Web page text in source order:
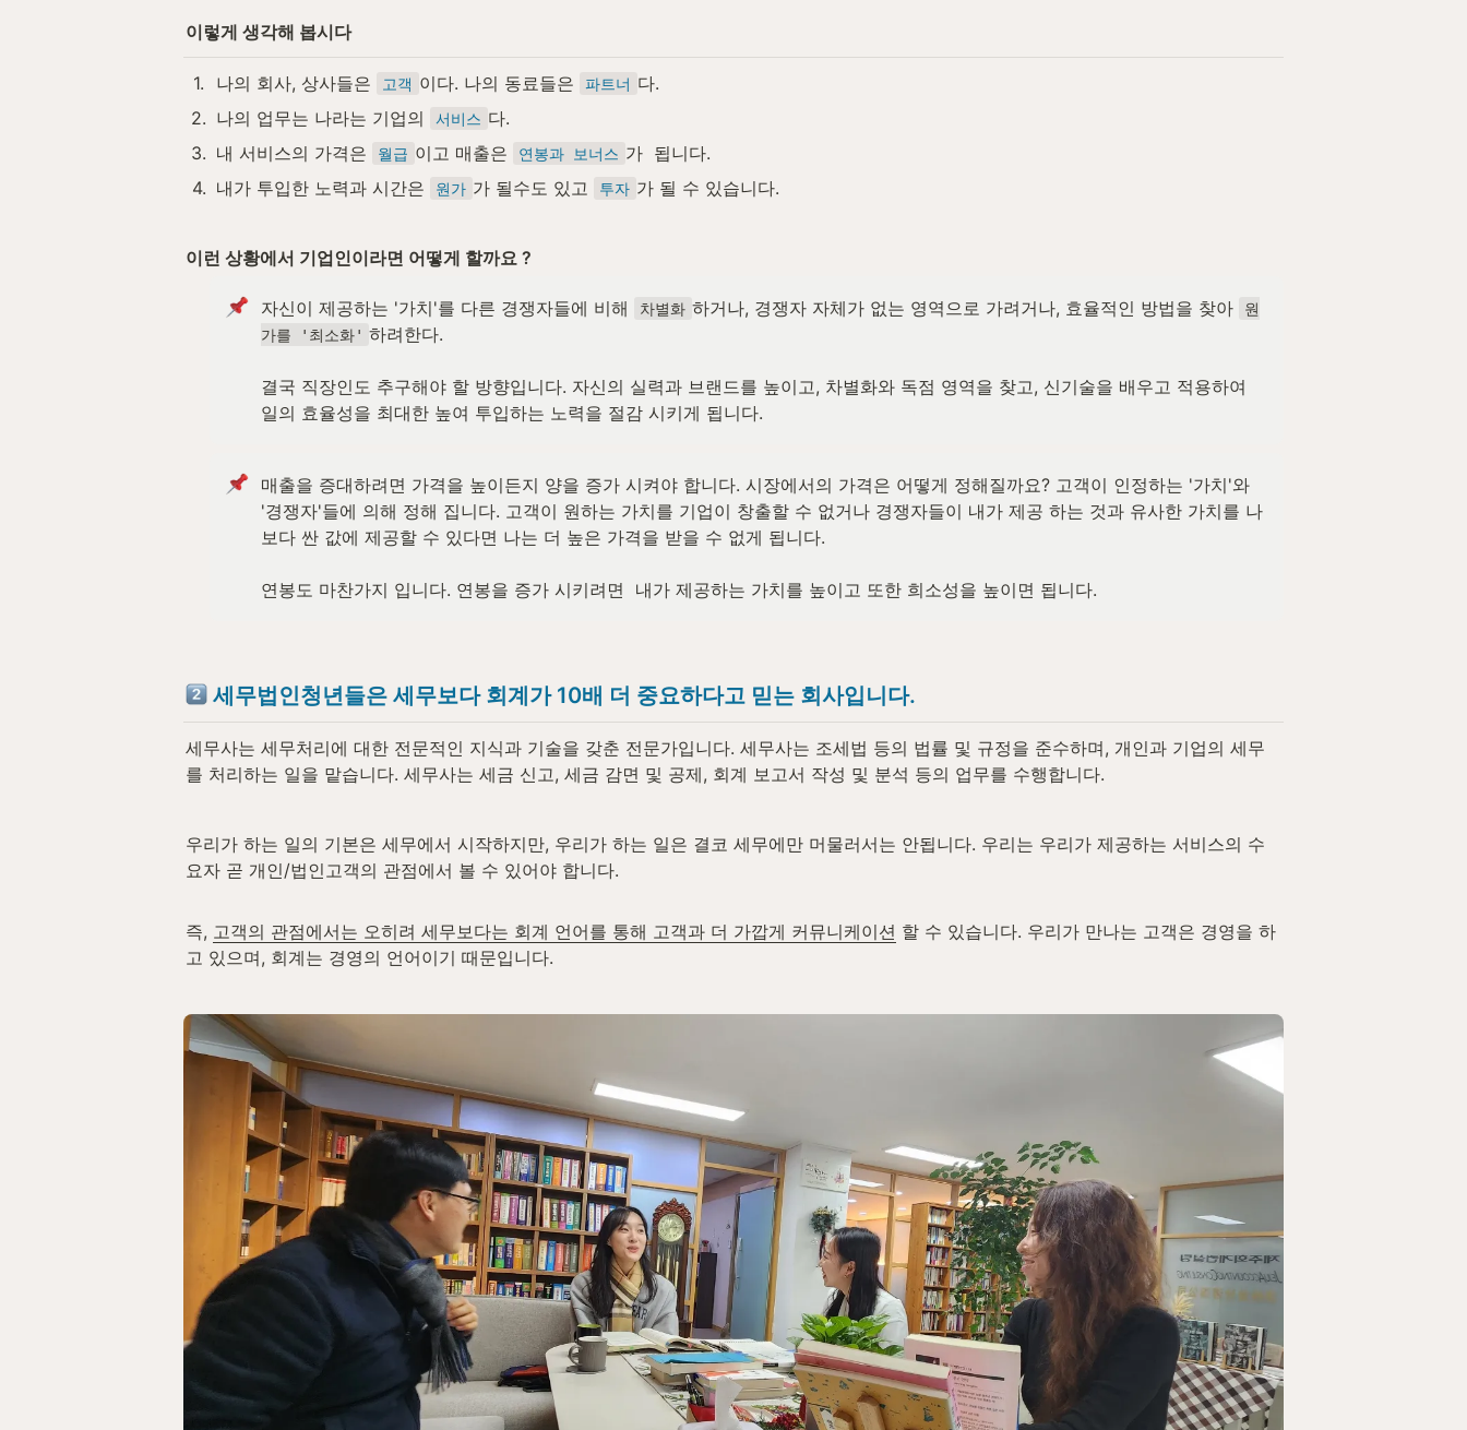
이렇게 생각해 봅시다
1. 나의 회사, 상사들은 고객 이다. 나의 동료들은 파트너 다.
2. 나의 업무는 나라는 기업의 서비스 다.
3. 내 서비스의 가격은 월급 이고 매출은 연봉과 보너스 가  됩니다.
4. 내가 투입한 노력과 시간은 원가 가 될수도 있고 투자 가 될 수 있습니다.
이런 상황에서 기업인이라면 어떻게 할까요 ?
자신이 제공하는 '가치'를 다른 경쟁자들에 비해 차별화 하거나, 경쟁자 자체가 없는 영역으로 가려거나, 효율적인 방법을 찾아
원
가를 '최소화' 하려한다.
결국 직장인도 추구해야 할 방향입니다. 자신의 실력과 브랜드를 높이고, 차별화와 독점 영역을 찾고, 신기술을 배우고 적용하여
일의 효율성을 최대한 높여 투입하는 노력을 절감 시키게 됩니다.
매출을 증대하려면 가격을 높이든지 양을 증가 시켜야 합니다. 시장에서의 가격은 어떻게 정해질까요? 고객이 인정하는 '가치'와
'경쟁자'들에 의해 정해 집니다. 고객이 원하는 가치를 기업이 창출할 수 없거나 경쟁자들이 내가 제공 하는 것과 유사한 가치를 나
보다 싼 값에 제공할 수 있다면 나는 더 높은 가격을 받을 수 없게 됩니다.
연봉도 마찬가지 입니다. 연봉을 증가 시키려면  내가 제공하는 가치를 높이고 또한 희소성을 높이면 됩니다.
세무법인청년들은 세무보다 회계가 10배 더 중요하다고 믿는 회사입니다.
세무사는 세무처리에 대한 전문적인 지식과 기술을 갖춘 전문가입니다. 세무사는 조세법 등의 법률 및 규정을 준수하며, 개인과 기업의 세무
를 처리하는 일을 맡습니다. 세무사는 세금 신고, 세금 감면 및 공제, 회계 보고서 작성 및 분석 등의 업무를 수행합니다.
우리가 하는 일의 기본은 세무에서 시작하지만, 우리가 하는 일은 결코 세무에만 머물러서는 안됩니다. 우리는 우리가 제공하는 서비스의 수
요자 곧 개인/법인고객의 관점에서 볼 수 있어야 합니다.
즉, 고객의 관점에서는 오히려 세무보다는 회계 언어를 통해 고객과 더 가깝게 커뮤니케이션 할 수 있습니다. 우리가 만나는 고객은 경영을 하
고 있으며, 회계는 경영의 언어이기 때문입니다.